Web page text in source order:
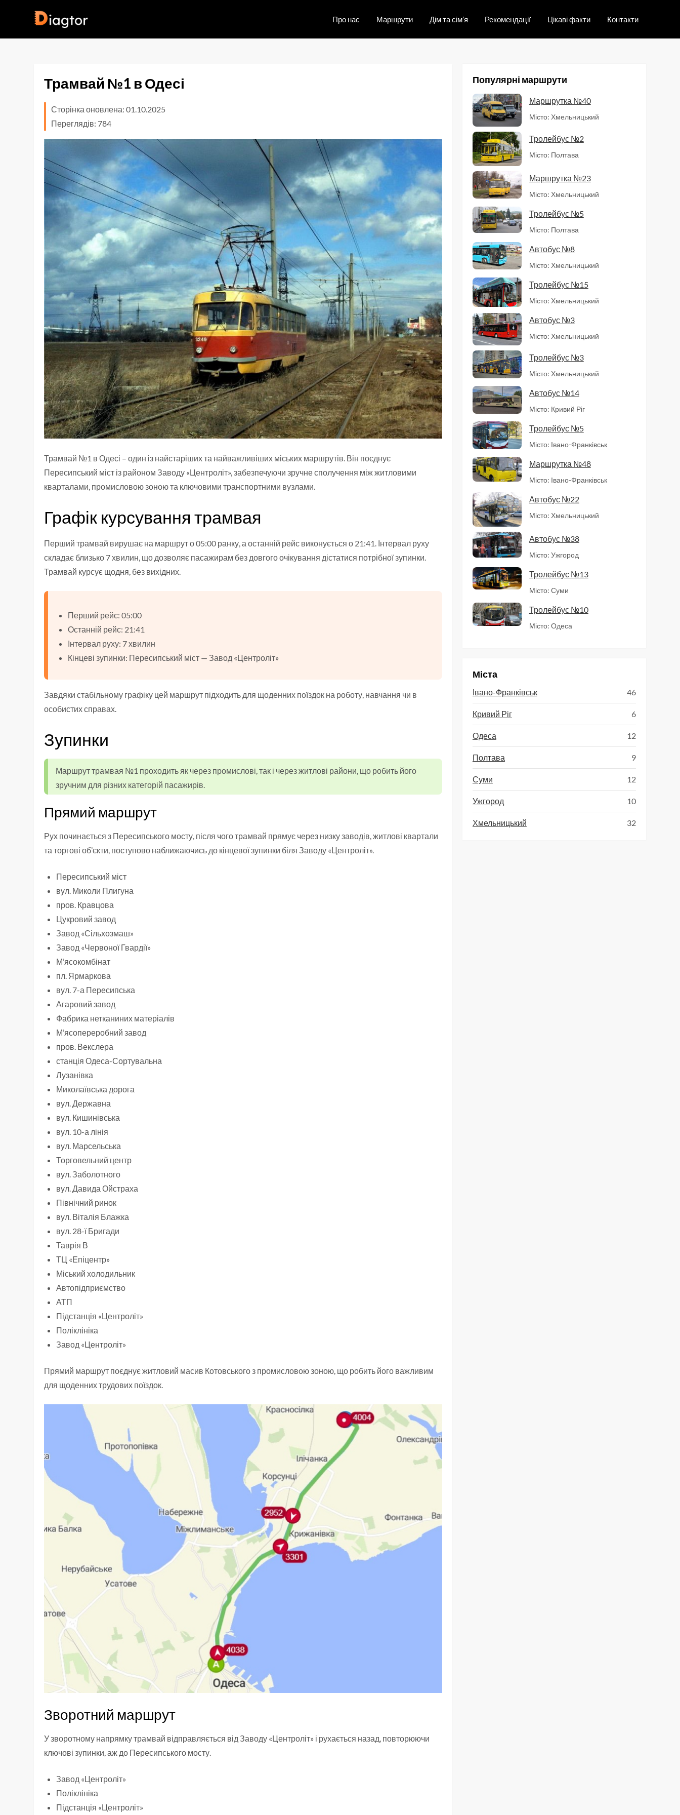
Про нас Маршрути Дім та сім’я Рекомендації Цікаві факти Контакти
Трамвай №1 в Одесі
Сторінка оновлена: 01.10.2025
Переглядів: 784
Трамвай №1 в Одесі – один із найстаріших та найважливіших міських маршрутів. Він поєднує
Пересипський міст із районом Заводу «Центроліт», забезпечуючи зручне сполучення між житловими
кварталами, промисловою зоною та ключовими транспортними вузлами.
Графік курсування трамвая
Перший трамвай вирушає на маршрут о 05:00 ранку, а останній рейс виконується о 21:41. Інтервал руху
складає близько 7 хвилин, що дозволяє пасажирам без довгого очікування дістатися потрібної зупинки.
Трамвай курсує щодня, без вихідних.
Перший рейс: 05:00
Останній рейс: 21:41
Інтервал руху: 7 хвилин
Кінцеві зупинки: Пересипський міст — Завод «Центроліт»
Завдяки стабільному графіку цей маршрут підходить для щоденних поїздок на роботу, навчання чи в
особистих справах.
Зупинки
Маршрут трамвая №1 проходить як через промислові, так і через житлові райони, що робить його
зручним для різних категорій пасажирів.
Прямий маршрут
Рух починається з Пересипського мосту, після чого трамвай прямує через низку заводів, житлові квартали
та торгові об’єкти, поступово наближаючись до кінцевої зупинки біля Заводу «Центроліт».
Пересипський міст
вул. Миколи Плигуна
пров. Кравцова
Цукровий завод
Завод «Сільхозмаш»
Завод «Червоної Гвардії»
М’ясокомбінат
пл. Ярмаркова
вул. 7-а Пересипська
Агаровий завод
Фабрика нетканиних матеріалів
М’ясопереробний завод
пров. Векслера
станція Одеса-Сортувальна
Лузанівка
Миколаївська дорога
вул. Державна
вул. Кишинівська
вул. 10-а лінія
вул. Марсельська
Торговельний центр
вул. Заболотного
вул. Давида Ойстраха
Північний ринок
вул. Віталія Блажка
вул. 28-ї Бригади
Таврія В
ТЦ «Епіцентр»
Міський холодильник
Автопідприємство
АТП
Підстанція «Центроліт»
Поліклініка
Завод «Центроліт»
Прямий маршрут поєднує житловий масив Котовського з промисловою зоною, що робить його важливим
для щоденних трудових поїздок.
Зворотний маршрут
У зворотному напрямку трамвай відправляється від Заводу «Центроліт» і рухається назад, повторюючи
ключові зупинки, аж до Пересипського мосту.
Завод «Центроліт»
Поліклініка
Підстанція «Центроліт»
Популярні маршрути
Маршрутка №40
Місто: Хмельницький
Тролейбус №2
Місто: Полтава
Маршрутка №23
Місто: Хмельницький
Тролейбус №5
Місто: Полтава
Автобус №8
Місто: Хмельницький
Тролейбус №15
Місто: Хмельницький
Автобус №3
Місто: Хмельницький
Тролейбус №3
Місто: Хмельницький
Автобус №14
Місто: Кривий Ріг
Тролейбус №5
Місто: Івано-Франківськ
Маршрутка №48
Місто: Івано-Франківськ
Автобус №22
Місто: Хмельницький
Автобус №38
Місто: Ужгород
Тролейбус №13
Місто: Суми
Тролейбус №10
Місто: Одеса
Міста
Івано-Франківськ 46
Кривий Ріг 6
Одеса 12
Полтава 9
Суми 12
Ужгород 10
Хмельницький 32